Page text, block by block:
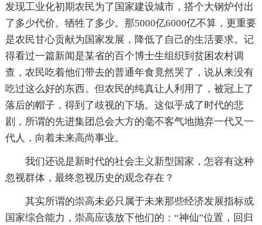
发现工业化初期农民为了国家建设城市，搭个大钢炉付出
了多少代价。牺牲了多少。那5000亿6000亿不算，更重要
是农民甘心贡献为国家发展，降低了自己的生活要求。记
得看过一篇新闻是某省的百个博士生组织到贫困农村调
查，农民吃着他们带去的普通年食竟然哭了，说从来没有
吃过这么好的东西。但农民的纯真让人利用了，被冠上了
落后的帽子，得到了歧视的下场。这似乎成了时代的悲
剧，所谓的先进集团总会大方的毫不客气地抛弃一代又一
代人，向着未来高尚事业。
我们还说是新时代的社会主义新型国家，怎容有这种
忽视群体，最终忽视历史的观念存在？
其实所谓的崇高未必只属于未来那些经济发展指标或
国家综合能力，崇高应该放下他们的：“神仙”位置，回归